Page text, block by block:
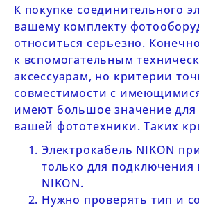
К покупке соединительного
вашему комплекту
относиться серьезно.
к вспомогательным
аксессуарам, но критерии
совместимости с
имеют большое значение для
вашей фототехники. Таких
Электрокабель NIKON
только для
NIKON.
Нужно проверять тип и